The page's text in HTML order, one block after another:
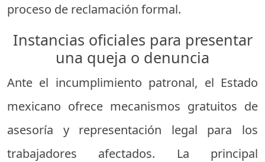
proceso de reclamación formal.
Instancias oficiales para presentar
una queja o denuncia
Ante el incumplimiento patronal, el Estado
mexicano ofrece mecanismos gratuitos de
asesoría y representación legal para los
trabajadores afectados. La principal